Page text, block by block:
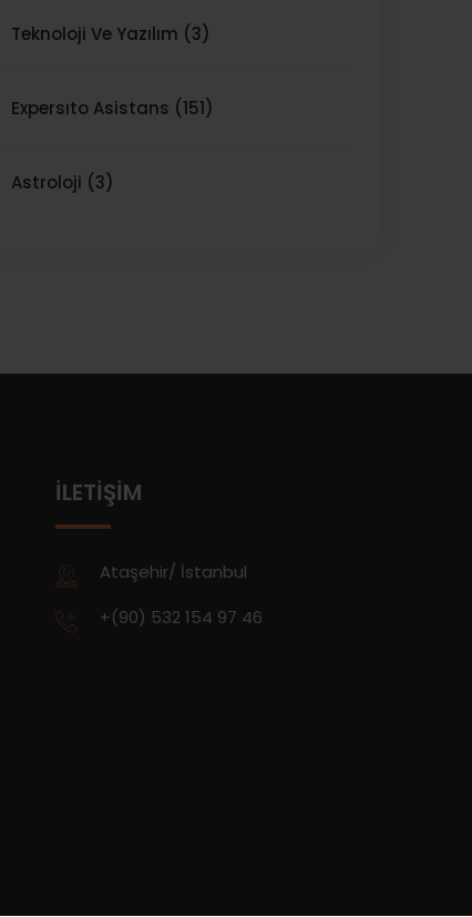
Teknoloji Ve Yazılım (3)
Expersıto Asistans (151)
Astroloji (3)
İLETIŞIM
Ataşehir/ İstanbul
+(90) 532 154 97 46